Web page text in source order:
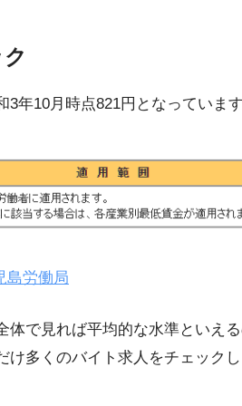
年10月時点821円となっています
島労働局
で見れば平均的な水準といえ
多くのバイト求人をチェック